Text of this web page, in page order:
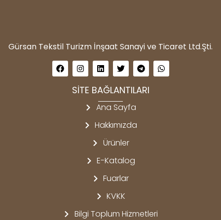
Gürsan Tekstil Turizm İnşaat Sanayi ve Ticaret Ltd.Şti.
SİTE BAĞLANTILARI
Ana Sayfa
Hakkımızda
Ürünler
E-Katalog
Fuarlar
KVKK
Bilgi Toplum Hizmetleri